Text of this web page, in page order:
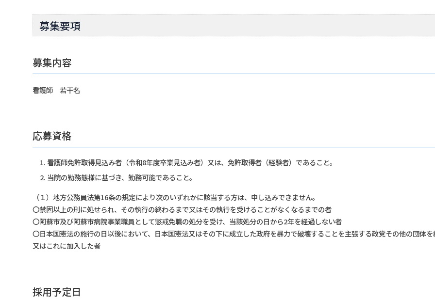
募集要項
募集内容
看護師 若干名
応募資格
看護師免許取得見込み者（令和8年度卒業見込み者）又は、免許取得者（経験者）であること。
当院の勤務態様に基づき、勤務可能であること。
（１）地方公務員法第16条の規定により次のいずれかに該当する方は、申し込みできません。
〇禁固以上の刑に処せられ、その執行の終わるまで又はその執行を受けることがなくなるまでの者
〇阿蘇市及び阿蘇市病院事業職員として懲戒免職の処分を受け、当該処分の日から2年を経過しない者
〇日本国憲法の施行の日以後において、日本国憲法又はその下に成立した政府を暴力で破壊することを主張する政党その他の団体
又はこれに加入した者
採用予定日